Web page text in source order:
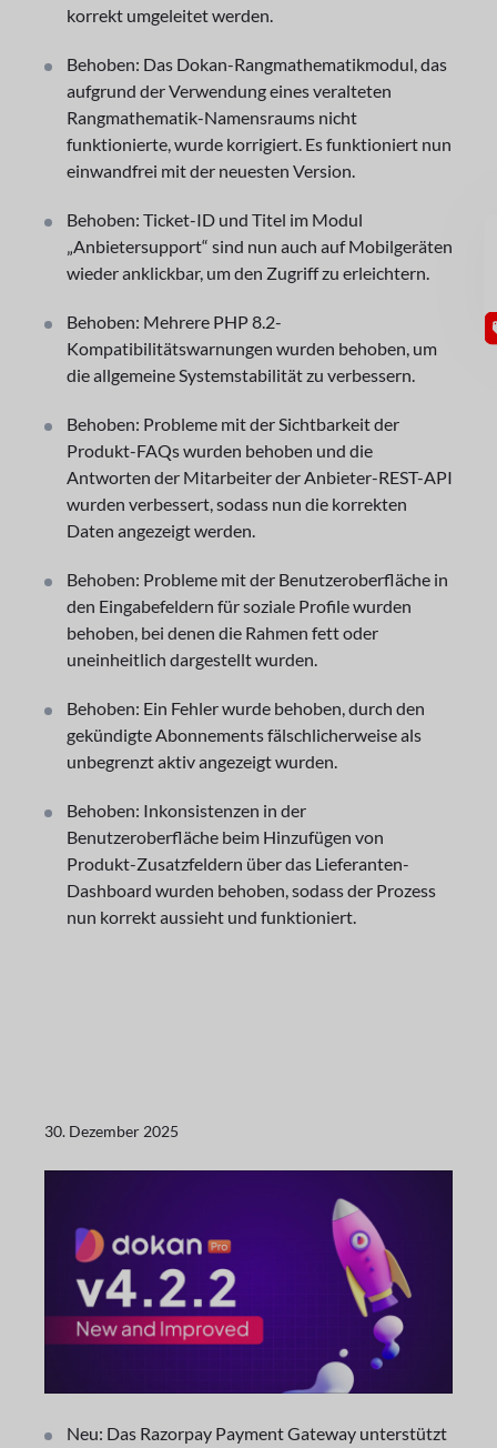
korrekt umgeleitet werden.
Behoben: Das Dokan-Rangmathematikmodul, das
aufgrund der Verwendung eines veralteten
Rangmathematik-Namensraums nicht
funktionierte, wurde korrigiert. Es funktioniert nun
einwandfrei mit der neuesten Version.
Behoben: Ticket-ID und Titel im Modul
„Anbietersupport“ sind nun auch auf Mobilgeräten
wieder anklickbar, um den Zugriff zu erleichtern.
Behoben: Mehrere PHP 8.2-
Kompatibilitätswarnungen wurden behoben, um
die allgemeine Systemstabilität zu verbessern.
Behoben: Probleme mit der Sichtbarkeit der
Produkt-FAQs wurden behoben und die
Antworten der Mitarbeiter der Anbieter-REST-API
wurden verbessert, sodass nun die korrekten
Daten angezeigt werden.
Behoben: Probleme mit der Benutzeroberfläche in
den Eingabefeldern für soziale Profile wurden
behoben, bei denen die Rahmen fett oder
uneinheitlich dargestellt wurden.
Behoben: Ein Fehler wurde behoben, durch den
gekündigte Abonnements fälschlicherweise als
unbegrenzt aktiv angezeigt wurden.
Behoben: Inkonsistenzen in der
Benutzeroberfläche beim Hinzufügen von
Produkt-Zusatzfeldern über das Lieferanten-
Dashboard wurden behoben, sodass der Prozess
nun korrekt aussieht und funktioniert.
30. Dezember 2025
Neu: Das Razorpay Payment Gateway unterstützt